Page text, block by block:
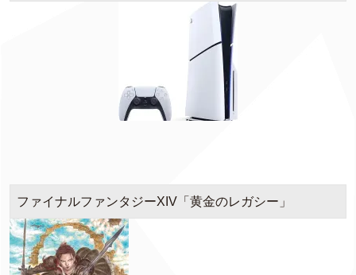
ファイナルファンタジーXIV「黄金のレガシー」